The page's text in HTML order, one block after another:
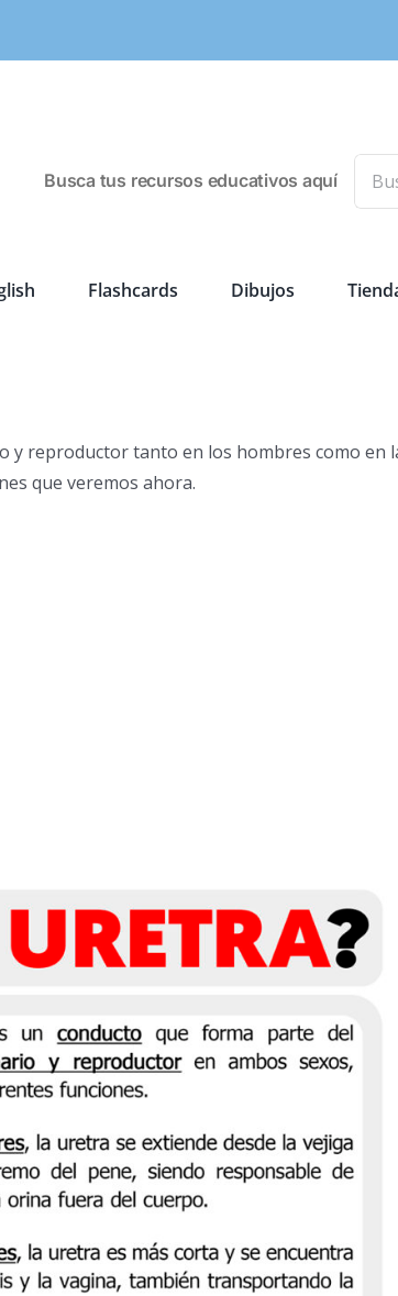
Busca tus recursos educativos aquí
Flashcards Dibujos
y reproductor tanto en los hombres como en
que veremos ahora.